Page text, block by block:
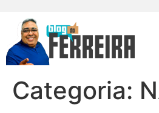
Categoria: